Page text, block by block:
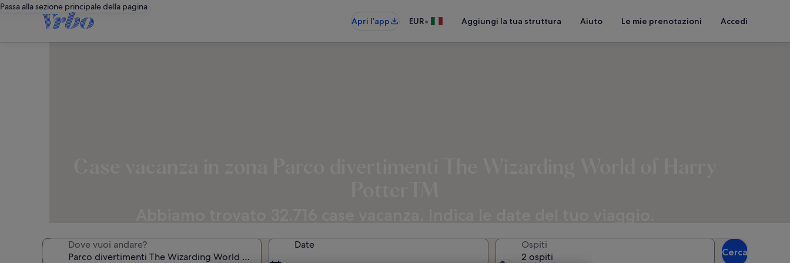
Passa alla sezione principale della pagina
Apri l’app
EUR• Aggiungi la tua struttura Aiuto Le mie prenotazioni Accedi
Dove vuoi andare? Date
Ospiti
2 ospiti
Cerca